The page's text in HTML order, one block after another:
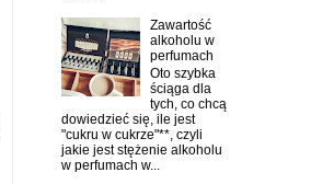
Zawartość
alkoholu w
perfumach
Oto szybka
ściąga dla
tych, co chcą
dowiedzieć się, ile jest
"cukru w cukrze"**, czyli
jakie jest stężenie alkoholu
w perfumach w...